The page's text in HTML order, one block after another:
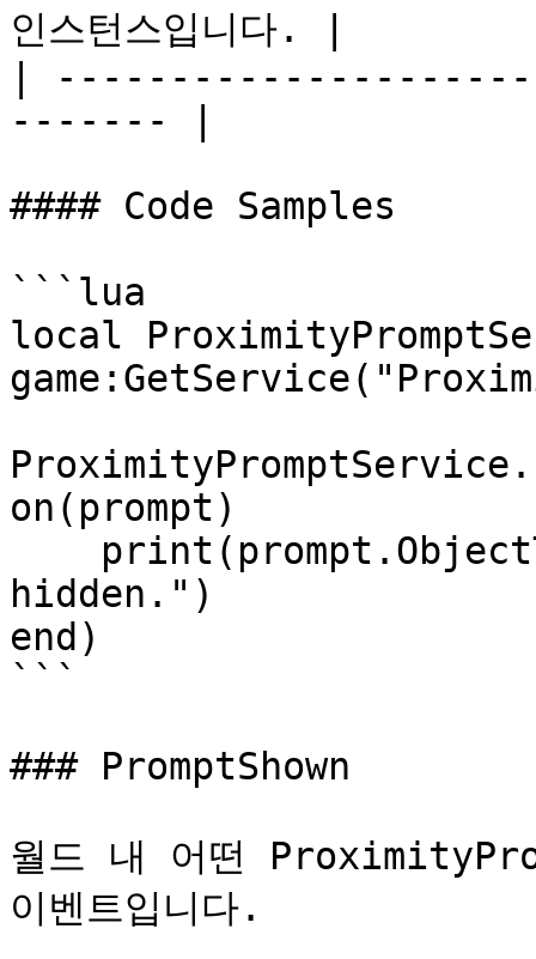
인스턴스입니다. |
|
------- |
#### Code Samples
```lua
local
on(prompt)
hidden.")
end)
```
### PromptShown
월드 내 어떤
이벤트입니다.